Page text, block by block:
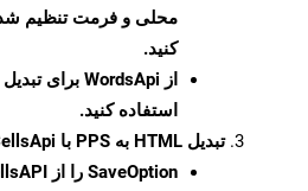
کنید.
استفاده کنید.
تبدیل HTML به PPS با CellsApi
SaveOption